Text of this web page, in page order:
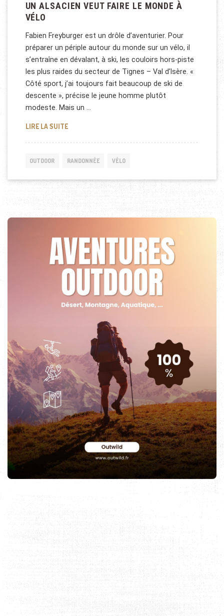
UN ALSACIEN VEUT FAIRE LE MONDE À
VÉLO
Fabien Freyburger est un drôle d’aventurier. Pour
préparer un périple autour du monde sur un vélo, il
s’entraîne en dévalant, à ski, les couloirs hors-piste
les plus raides du secteur de Tignes – Val d’Isère. «
Côté sport, j’ai toujours fait beaucoup de ski de
descente », précise le jeune homme plutôt
modeste. Mais un …
LIRE LA SUITEUN ALSACIEN VEUT FAIRE LE MONDE À VÉLO
OUTDOOR RANDONNÉE VÉLO